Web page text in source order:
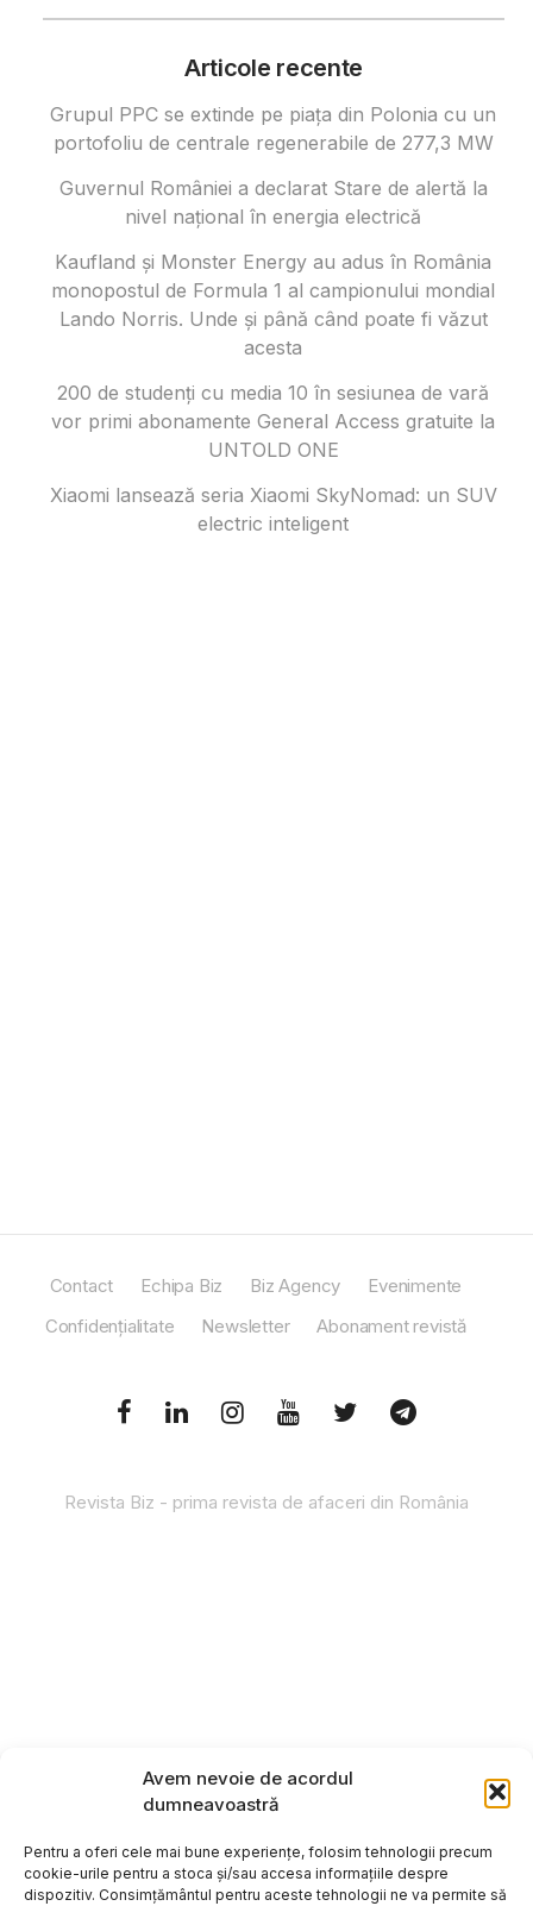
Avem nevoie de acordul
dumneavoastră
Pentru a oferi cele mai bune experiențe, folosim tehnologii precum
cookie-urile pentru a stoca și/sau accesa informațiile despre
dispozitiv. Consimțământul pentru aceste tehnologii ne va permite să
Articole recente
Grupul PPC se extinde pe piața din Polonia cu un
portofoliu de centrale regenerabile de 277,3 MW
Guvernul României a declarat Stare de alertă la
nivel național în energia electrică
Kaufland și Monster Energy au adus în România
monopostul de Formula 1 al campionului mondial
Lando Norris. Unde și până când poate fi văzut
acesta
200 de studenți cu media 10 în sesiunea de vară
vor primi abonamente General Access gratuite la
UNTOLD ONE
Xiaomi lansează seria Xiaomi SkyNomad: un SUV
electric inteligent
Contact Echipa Biz Biz Agency
Evenimente
Confidențialitate
Newsletter Abonament revistă
Revista Biz - prima revista de afaceri din România